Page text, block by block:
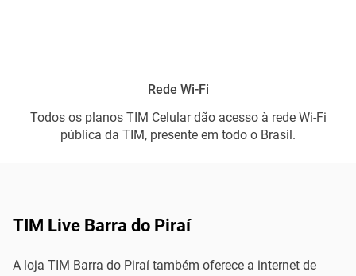
Rede Wi-Fi
Todos os planos TIM Celular dão acesso à rede Wi-Fi
pública da TIM, presente em todo o Brasil.
TIM Live Barra do Piraí
A loja TIM Barra do Piraí também oferece a internet de